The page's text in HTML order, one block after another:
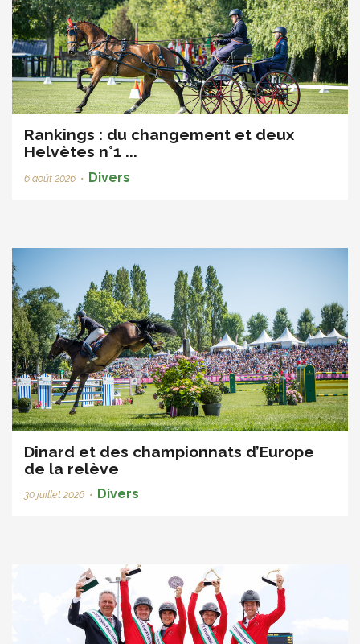
Rankings : du changement et deux
Helvètes n°1 ...
6 août 2026 • Divers
Dinard et des championnats d’Europe
de la relève
30 juillet 2026 • Divers